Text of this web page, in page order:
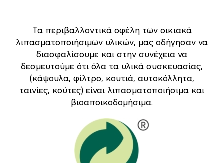
Τα περιβαλλοντικά οφέλη των οικιακά
λιπασματοποιήσιμων υλικών, μας οδήγησαν να
διασφαλίσουμε και στην συνέχεια να
δεσμευτούμε ότι όλα τα υλικά συσκευασίας,
(κάψουλα, φίλτρο, κουτιά, αυτοκόλλητα,
ταινίες, κούτες) είναι λιπασματοποιήσιμα και
βιοαποικοδομήσιμα.